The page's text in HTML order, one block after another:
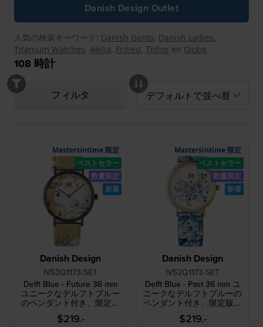
Danish Design Outlet
人気の検索キーワード: Danish Gents, Danish Ladies,
Titanium Watches, Akilia, Frihed, Tidlos en Globe.
108 時計
フィルタ
Danish Design
IV53Q1173-SET
Delft Blue - Future 36 mm
ユニークなデルフトブルー
のペンダント付き、限定版
レディースウォッチ
$219.-
Mastersintime 限定
ベストセラー
数量限定
新着
Danish Design
IV52Q1173-SET
Delft Blue - Past 36 mm ユ
ニークなデルフトブルーの
ペンダント付き、限定版レ
ディースウォッチ
$219.-
Mastersintime 限定
ベストセラー
数量限定
新着